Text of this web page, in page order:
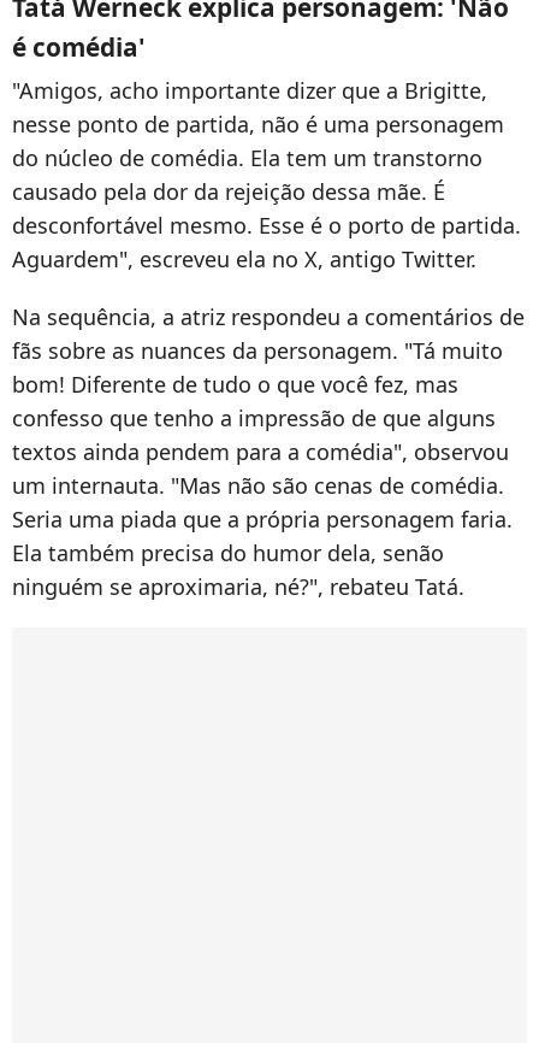
Tatá Werneck explica personagem: 'Não
é comédia'
"Amigos, acho importante dizer que a Brigitte,
nesse ponto de partida, não é uma personagem
do núcleo de comédia. Ela tem um transtorno
causado pela dor da rejeição dessa mãe. É
desconfortável mesmo. Esse é o porto de partida.
Aguardem", escreveu ela no X, antigo Twitter.
Na sequência, a atriz respondeu a comentários de
fãs sobre as nuances da personagem. "Tá muito
bom! Diferente de tudo o que você fez, mas
confesso que tenho a impressão de que alguns
textos ainda pendem para a comédia", observou
um internauta. "Mas não são cenas de comédia.
Seria uma piada que a própria personagem faria.
Ela também precisa do humor dela, senão
ninguém se aproximaria, né?", rebateu Tatá.